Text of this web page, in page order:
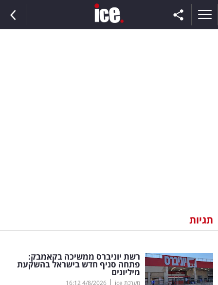
וצרכנות
דיגיטל
וטק
תגיות
רשת יוניברס ממשיכה בקאמבק:
פתחה סניף חדש בישראל בהשקעת
מיליונים
מערכת ice |
4/8/2026
16:12